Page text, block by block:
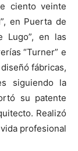
ciento veinte
en Puerta de
Lugo”, en las
“Turner” e
fábricas,
siguiendo la
su patente
Realizó
profesional